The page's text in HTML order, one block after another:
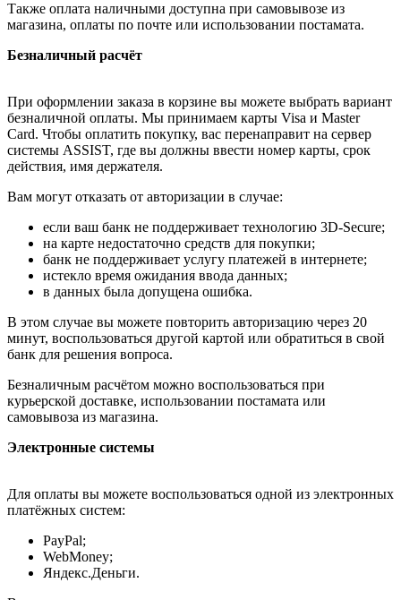
Также оплата наличными доступна при самовывозе из
магазина, оплаты по почте или использовании постамата.
Безналичный расчёт
При оформлении заказа в корзине вы можете выбрать вариант
безналичной оплаты. Мы принимаем карты Visa и Master
Card. Чтобы оплатить покупку, вас перенаправит на сервер
системы ASSIST, где вы должны ввести номер карты, срок
действия, имя держателя.
Вам могут отказать от авторизации в случае:
если ваш банк не поддерживает технологию 3D-Secure;
на карте недостаточно средств для покупки;
банк не поддерживает услугу платежей в интернете;
истекло время ожидания ввода данных;
в данных была допущена ошибка.
В этом случае вы можете повторить авторизацию через 20
минут, воспользоваться другой картой или обратиться в свой
банк для решения вопроса.
Безналичным расчётом можно воспользоваться при
курьерской доставке, использовании постамата или
самовывоза из магазина.
Электронные системы
Для оплаты вы можете воспользоваться одной из электронных
платёжных систем:
PayPal;
WebMoney;
Яндекс.Деньги.